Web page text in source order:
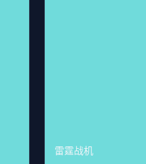
雷霆战机